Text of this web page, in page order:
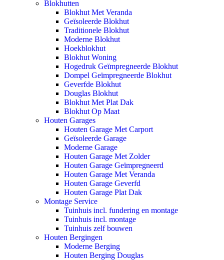
Blokhutten
Blokhut Met Veranda
Geïsoleerde Blokhut
Traditionele Blokhut
Moderne Blokhut
Hoekblokhut
Blokhut Woning
Hogedruk Geïmpregneerde Blokhut
Dompel Geïmpregneerde Blokhut
Geverfde Blokhut
Douglas Blokhut
Blokhut Met Plat Dak
Blokhut Op Maat
Houten Garages
Houten Garage Met Carport
Geïsoleerde Garage
Moderne Garage
Houten Garage Met Zolder
Houten Garage Geïmpregneerd
Houten Garage Met Veranda
Houten Garage Geverfd
Houten Garage Plat Dak
Montage Service
Tuinhuis incl. fundering en montage
Tuinhuis incl. montage
Tuinhuis zelf bouwen
Houten Bergingen
Moderne Berging
Houten Berging Douglas